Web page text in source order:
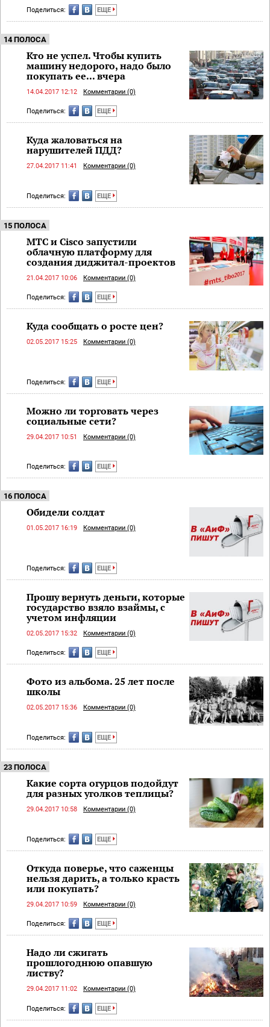
Поделиться: ЕЩЕ
14 ПОЛОСА
Кто не успел. Чтобы купить
машину недорого, надо было
покупать ее... вчера
14.04.2017 12:12 Комментарии (0)
Поделиться: ЕЩЕ
Куда жаловаться на
нарушителей ПДД?
27.04.2017 11:41 Комментарии (0)
Поделиться: ЕЩЕ
15 ПОЛОСА
МТС и Cisco запустили
облачную платформу для
создания диджитал-проектов
21.04.2017 10:06 Комментарии (0)
Поделиться: ЕЩЕ
Куда сообщать о росте цен?
02.05.2017 15:25 Комментарии (0)
Поделиться: ЕЩЕ
Можно ли торговать через
социальные сети?
29.04.2017 10:51 Комментарии (0)
Поделиться: ЕЩЕ
16 ПОЛОСА
Обидели солдат
01.05.2017 16:19 Комментарии (0)
Поделиться: ЕЩЕ
Прошу вернуть деньги, которые
государство взяло взаймы, с
учетом инфляции
02.05.2017 15:32 Комментарии (0)
Поделиться: ЕЩЕ
Фото из альбома. 25 лет после
школы
02.05.2017 15:36 Комментарии (0)
Поделиться: ЕЩЕ
23 ПОЛОСА
Какие сорта огурцов подойдут
для разных уголков теплицы?
29.04.2017 10:58 Комментарии (0)
Поделиться: ЕЩЕ
Откуда поверье, что саженцы
нельзя дарить, а только красть
или покупать?
29.04.2017 10:59 Комментарии (0)
Поделиться: ЕЩЕ
Надо ли сжигать
прошлогоднюю опавшую
листву?
29.04.2017 11:02 Комментарии (0)
Поделиться: ЕЩЕ